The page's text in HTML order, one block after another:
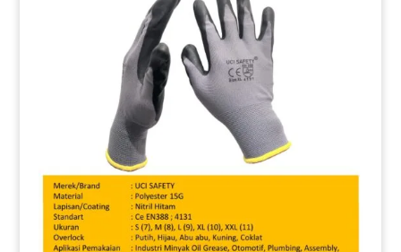
diambil
halaman
produk